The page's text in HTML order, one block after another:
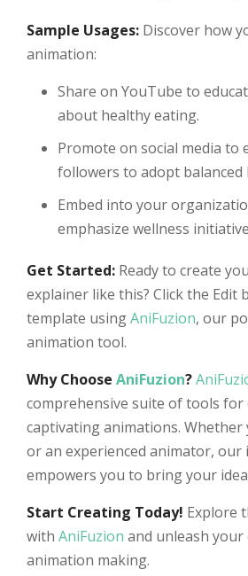
Sample Usages: Discover how
animation:
Share on YouTube to
about healthy eating.
Promote on social media to
followers to adopt balanced
Embed into your
emphasize wellness
Get Started: Ready to create
explainer like this? Click the Edit
template usingAniFuzion, our
animation tool.
Why Choose AniFuzion?
comprehensive suite of tools for
captivating animations. Whether
or an experienced animator,
empowers you to bring your
Start Creating Today! Explore
with AniFuzion and unleash your
animation making.